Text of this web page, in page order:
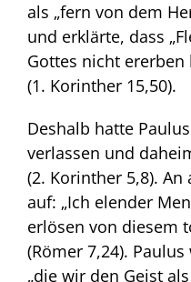
als „fern von dem
und erklärte, dass
Gottes nicht ererben
(1. Korinther 15,50).
Deshalb hatte
verlassen und
(2. Korinther 5,8).
auf: „Ich elender
erlösen von diesem
(Römer 7,24).
„die wir den Geist